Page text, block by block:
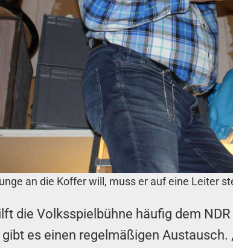
an die Koffer will, muss er auf eine Leiter
die Volksspielbühne häufig dem
es einen regelmäßigen